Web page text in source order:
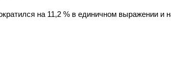
на 11,2 % в единичном выражении и